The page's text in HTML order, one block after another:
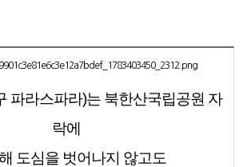
파라스파라)는 북한산국립공원 자
락에
도심을 벗어나지 않고도